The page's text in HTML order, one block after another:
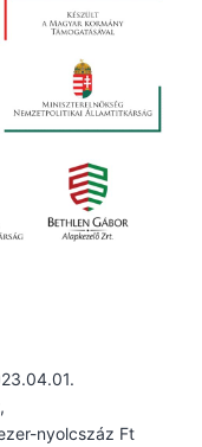
nyolcszáz Ft